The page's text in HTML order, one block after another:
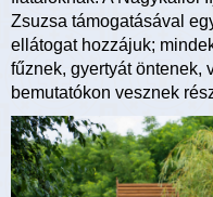
Zsuzsa támogatásával
ellátogat hozzájuk;
fűznek, gyertyát öntenek,
bemutatókon vesznek